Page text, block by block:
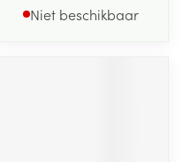
Niet beschikbaar